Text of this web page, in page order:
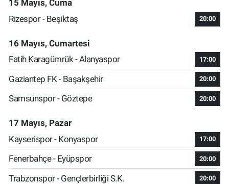
15 Mayıs, Cuma
Rizespor - Beşiktaş
20:00
16 Mayıs, Cumartesi
Fatih Karagümrük - Alanyaspor
17:00
Gaziantep FK - Başakşehir 20:00
Samsunspor - Göztepe 20:00
17 Mayıs, Pazar
Kayserispor - Konyaspor
17:00
Fenerbahçe - Eyüpspor 20:00
Trabzonspor - Gençlerbirliği S.K. 20:00